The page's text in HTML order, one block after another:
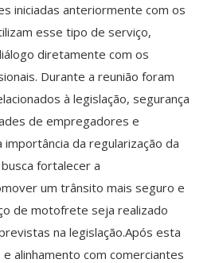
iniciadas anteriormente com os
esse tipo de serviço,
diretamente com os
Durante a reunião foram
à legislação, segurança
de empregadores e
da regularização da
fortalecer a
um trânsito mais seguro e
de motofrete seja realizado
na legislação.Após esta
alinhamento com comerciantes